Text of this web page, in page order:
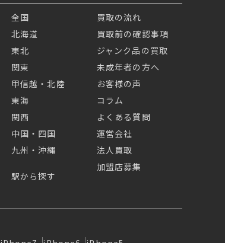
全国
北海道
東北
関東
甲信越・北陸
東海
関西
中国・四国
九州・沖縄
駅から探す
買取の流れ
買取前の確認事項
ジャンク品の買取
未成年者の方へ
お客様の声
コラム
よくある質問
運営会社
法人買取
加盟店募集